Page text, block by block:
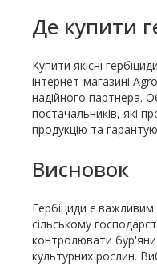
Де купити
Купити якісні
інтернет-магазині
надійного партнера.
постачальників, які
продукцію та
Висновок
Гербіциди є
сільському
контролювати
культурних рослин.